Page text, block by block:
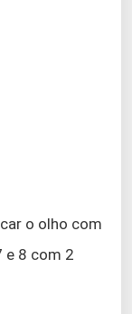
o olho com
e 8 com 2